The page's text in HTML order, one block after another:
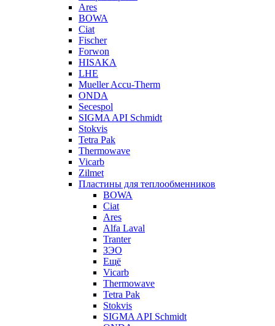
Ares
BOWA
Ciat
Fischer
Forwon
HISAKA
LHE
Mueller Accu-Therm
ONDA
Secespol
SIGMA API Schmidt
Stokvis
Tetra Pak
Thermowave
Vicarb
Zilmet
Пластины для теплообменников
BOWA
Ciat
Ares
Alfa Laval
Tranter
ЗЭО
Ещё
Vicarb
Thermowave
Tetra Pak
Stokvis
SIGMA API Schmidt